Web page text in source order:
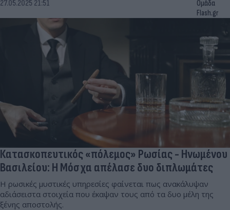
27.05.2025 21:51
Ομάδα
Flash.gr
Κατασκοπευτικός «πόλεμος» Ρωσίας - Ηνωμένου
Βασιλείου: Η Μόσχα απέλασε δυο διπλωμάτες
Η ρωσικές μυστικές υπηρεσίες φαίνεται πως ανακάλυψαν
αδιάσειστα στοιχεία που έκαψαν τους από τα δυο μέλη της
ξένης αποστολής.